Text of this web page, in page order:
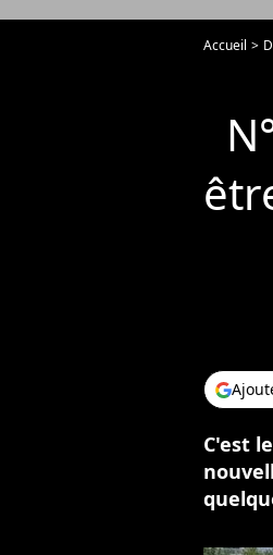
Accueil
C'est